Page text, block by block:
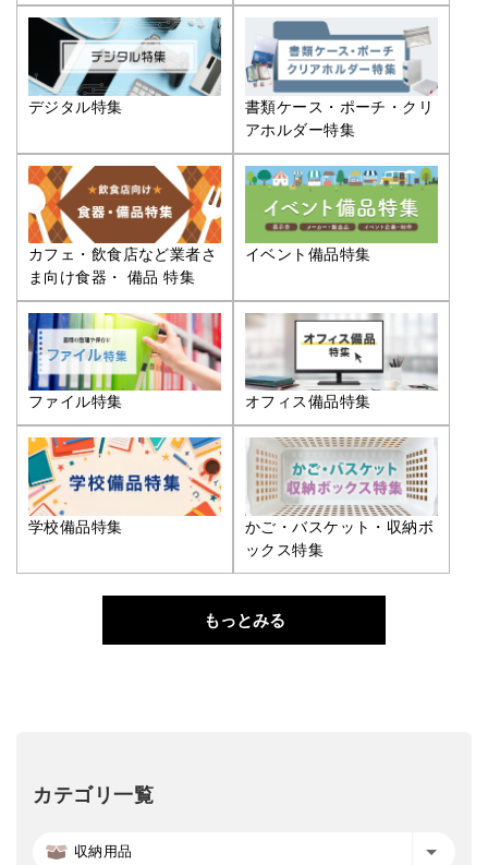
デジタル特集
書類ケース・ポーチ・クリ
アホルダー特集
カフェ・飲食店など業者さ
ま向け食器・ 備品 特集
イベント備品特集
ファイル特集 オフィス備品特集
学校備品特集
かご・バスケット・収納ボ
ックス特集
もっとみる
カテゴリ一覧
収納用品